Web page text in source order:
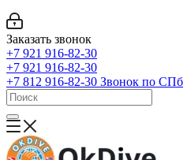
Заказать звонок
+7 921 916-82-30
+7 921 916-82-30
+7 812 916-82-30 Звонок по СПб